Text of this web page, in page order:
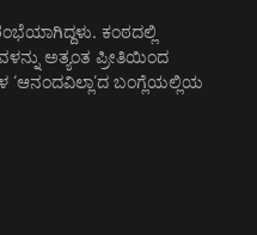
ಕಂಠದಲ್ಲಿ
ಅತ್ಯಂತ ಪ್ರೀತಿಯಿಂದ
ಬಂಗ್ಲೆಯಲ್ಲಿಯ